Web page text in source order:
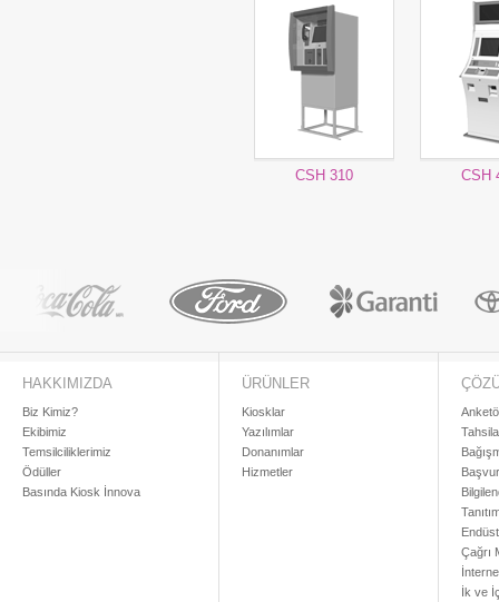
CSH 310 CSH
HAKKIMIZDA
Biz Kimiz?
Ekibimiz
Temsilciliklerimiz
Ödüller
Basında Kiosk İnnova
ÜRÜNLER
Kiosklar
Yazılımlar
Donanımlar
Hizmetler
Çağrı
İk ve